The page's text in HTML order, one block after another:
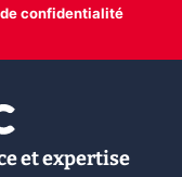
confidentialité
et expertise